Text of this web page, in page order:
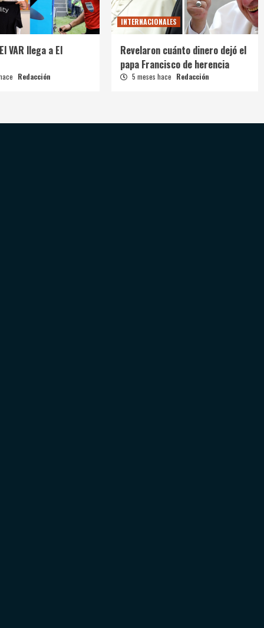
VAR llega a El
Redacción
INTERNACIONALES
Revelaron cuánto dinero dejó el
papa Francisco de herencia
5 meses hace Redacción